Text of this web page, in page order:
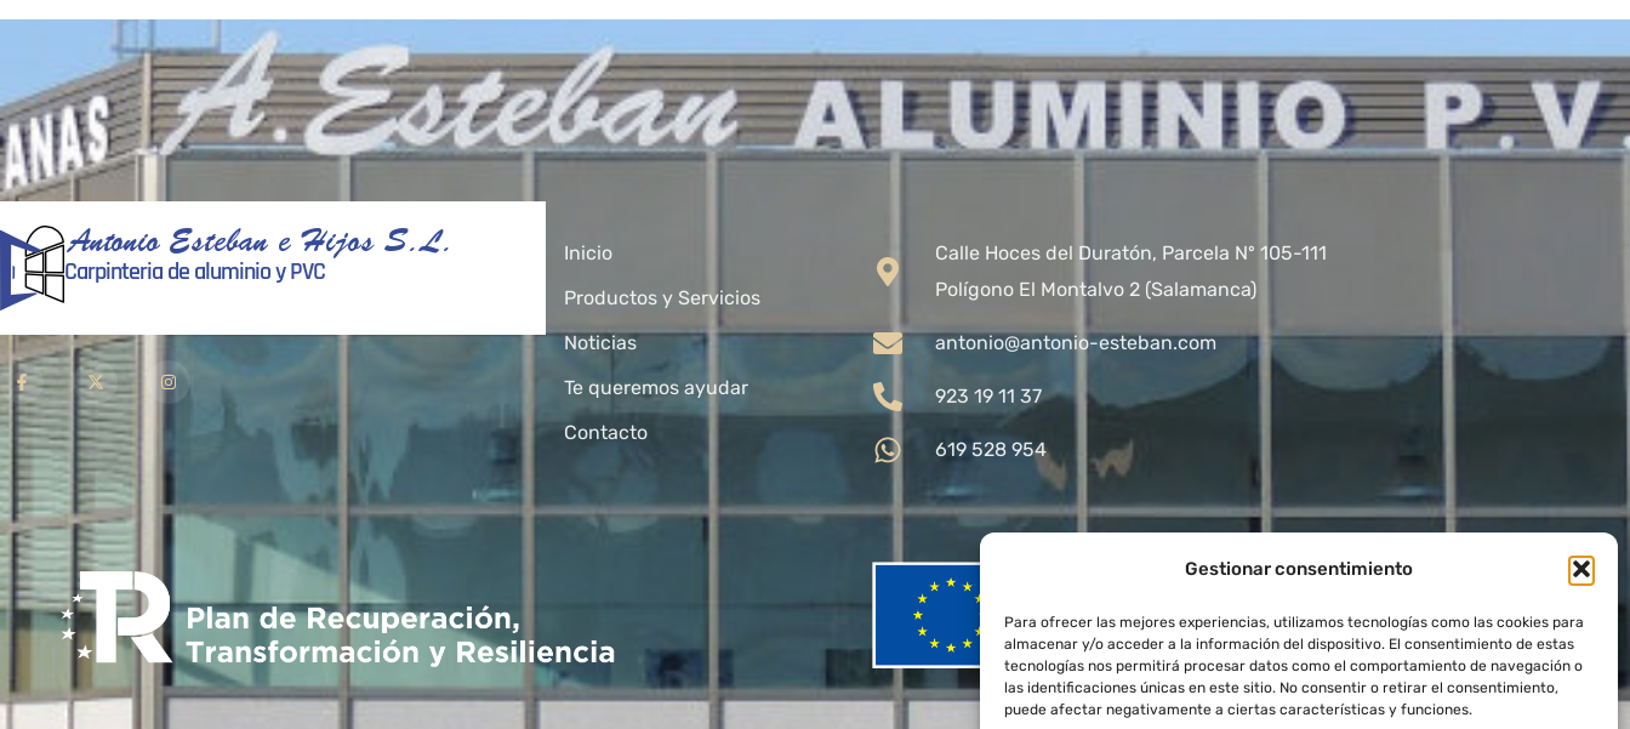
Gestionar consentimiento
Para ofrecer las mejores experiencias, utilizamos tecnologías como las cookies para
almacenar y/o acceder a la información del dispositivo. El consentimiento de estas
tecnologías nos permitirá procesar datos como el comportamiento de navegación o
las identificaciones únicas en este sitio. No consentir o retirar el consentimiento,
puede afectar negativamente a ciertas características y funciones.
Antonio Esteban e Hijos S.L.
Carpinteria de aluminio y PVC
Inicio
Productos y Servicios
Noticias
Te queremos ayudar
Contacto
Calle Hoces del Duratón, Parcela Nº 105-111
Polígono El Montalvo 2 (Salamanca)
antonio@antonio-esteban.com
923 19 11 37
619 528 954